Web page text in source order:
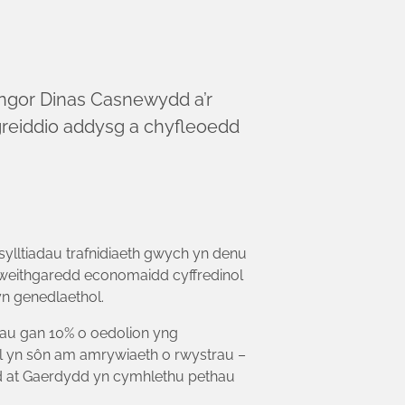
Dinas Casnewydd a’r
addysg a chyfleoedd
trafnidiaeth gwych yn denu
economaidd cyffredinol
genedlaethol.
gan 10% o oedolion yng
sôn am amrywiaeth o rwystrau –
Gaerdydd yn cymhlethu pethau